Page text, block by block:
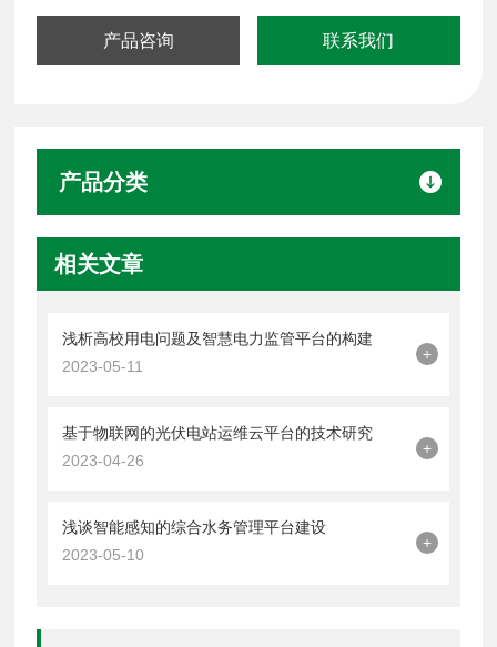
产品咨询 联系我们
产品分类
相关文章
浅析高校用电问题及智慧电力监管平台的构建
2023-05-11
+
基于物联网的光伏电站运维云平台的技术研究
2023-04-26
+
浅谈智能感知的综合水务管理平台建设
2023-05-10
+